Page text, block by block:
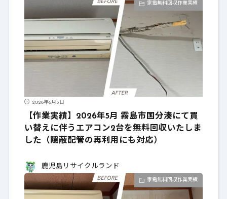
家電無料回収作業実績
2026年6月5日
【作業実績】2026年5月 霧島市国分湊にて買
い替えに伴うエアコン2台を無料回収いたしま
した（隠蔽配管の再利用にも対応）
鹿児島リサイクルランド
家電無料回収作業実績